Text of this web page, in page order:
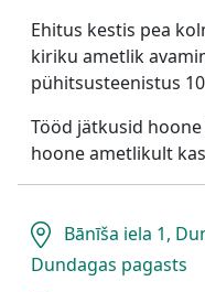
Ehitus kestis pea
kiriku ametlik
pühitsusteenistus
Tööd jätkusid
hoone ametlikult
Bānīša iela 1,
Dundagas pagasts